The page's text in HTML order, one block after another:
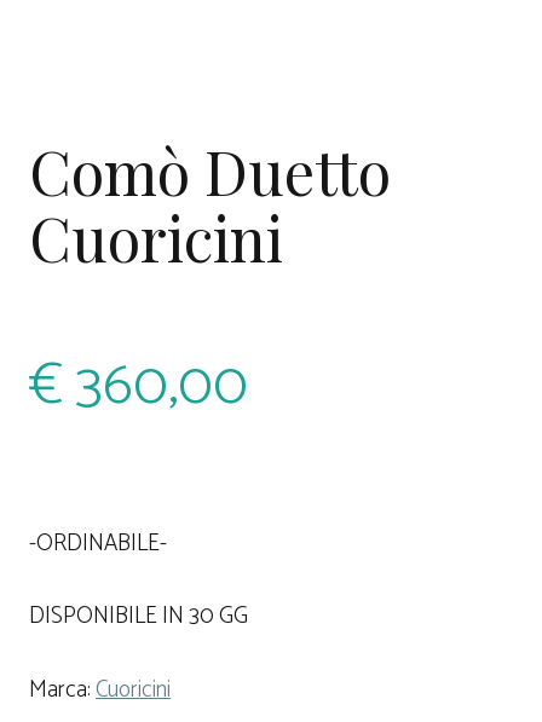
Comò Duetto
Cuoricini
€360,00
-ORDINABILE-
DISPONIBILE IN 30 GG
Marca:Cuoricini